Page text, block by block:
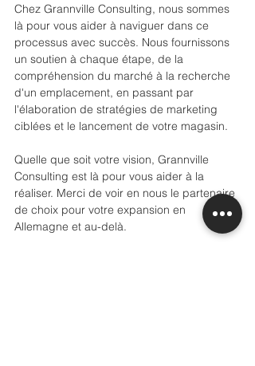
Chez Grannville Consulting, nous sommes
là pour vous aider à naviguer dans ce
processus avec succès. Nous fournissons
un soutien à chaque étape, de la
compréhension du marché à la recherche
d'un emplacement, en passant par
l'élaboration de stratégies de marketing
ciblées et le lancement de votre magasin.
Quelle que soit votre vision, Grannville
Consulting est là pour vous aider à la
réaliser. Merci de voir en nous le partenaire
de choix pour votre expansion en
Allemagne et au-delà.